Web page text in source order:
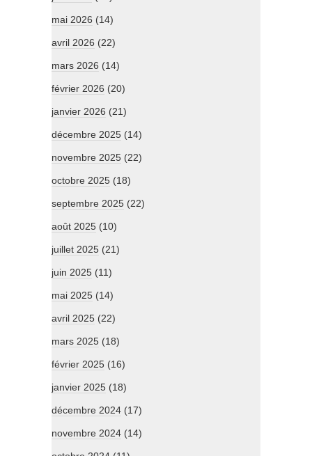
mai 2026 (14)
avril 2026 (22)
mars 2026 (14)
février 2026 (20)
janvier 2026 (21)
décembre 2025 (14)
novembre 2025 (22)
octobre 2025 (18)
septembre 2025 (22)
août 2025 (10)
juillet 2025 (21)
juin 2025 (11)
mai 2025 (14)
avril 2025 (22)
mars 2025 (18)
février 2025 (16)
janvier 2025 (18)
décembre 2024 (17)
novembre 2024 (14)